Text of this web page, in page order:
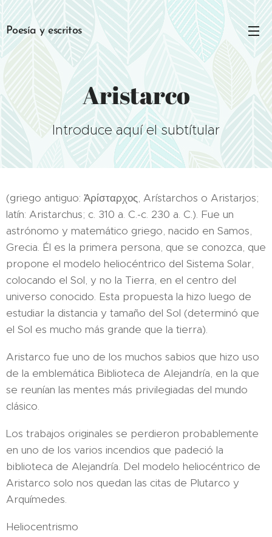
Poesía y escritos
Aristarco
Introduce aquí el subtítular
(griego antiguo: Ἀρίσταρχος, Arístarchos o Aristarjos;
latín: Aristarchus; c. 310 a. C.-c. 230 a. C.). Fue un
astrónomo y matemático griego, nacido en Samos,
Grecia. Él es la primera persona, que se conozca, que
propone el modelo heliocéntrico del Sistema Solar,
colocando el Sol, y no la Tierra, en el centro del
universo conocido. Esta propuesta la hizo luego de
estudiar la distancia y tamaño del Sol (determinó que
el Sol es mucho más grande que la tierra).
Aristarco fue uno de los muchos sabios que hizo uso
de la emblemática Biblioteca de Alejandría, en la que
se reunían las mentes más privilegiadas del mundo
clásico.
Los trabajos originales se perdieron probablemente
en uno de los varios incendios que padeció la
biblioteca de Alejandría. Del modelo heliocéntrico de
Aristarco solo nos quedan las citas de Plutarco y
Arquímedes.
Heliocentrismo